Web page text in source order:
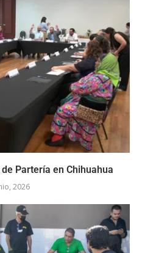
Partería en Chihuahua
2026